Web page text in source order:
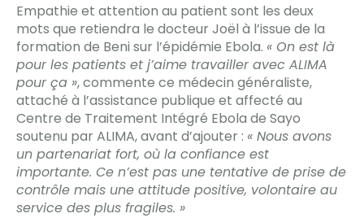
Empathie et attention au patient sont les deux
mots que retiendra le docteur Joël à l’issue de la
formation de Beni sur l’épidémie Ebola. « On est là
pour les patients et j’aime travailler avec ALIMA
pour ça », commente ce médecin généraliste,
attaché à l’assistance publique et affecté au
Centre de Traitement Intégré Ebola de Sayo
soutenu par ALIMA, avant d’ajouter : « Nous avons
un partenariat fort, où la confiance est
importante. Ce n’est pas une tentative de prise de
contrôle mais une attitude positive, volontaire au
service des plus fragiles. »